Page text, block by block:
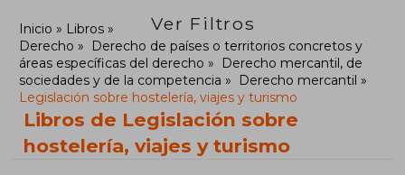
Ver Filtros
Inicio
Libros
Derecho
Derecho de países o territorios concretos y
áreas específicas del derecho
Derecho mercantil, de
sociedades y de la competencia
Derecho mercantil
Legislación sobre hostelería, viajes y turismo
Libros de Legislación sobre
hostelería, viajes y turismo